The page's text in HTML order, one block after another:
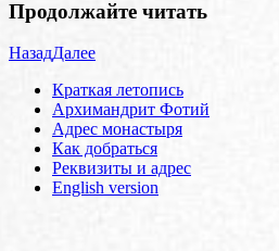
Продолжайте читать
НазадДалее
Краткая летопись
Архимандрит Фотий
Адрес монастыря
Как добраться
Реквизиты и адрес
English version